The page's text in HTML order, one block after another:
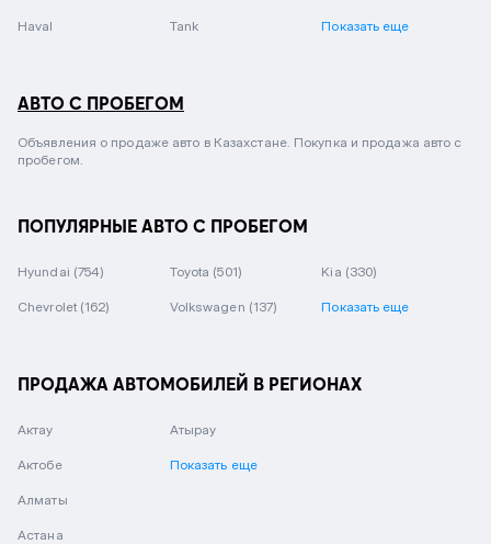
Haval Tank Показать еще
АВТО С ПРОБЕГОМ
Объявления о продаже авто в Казахстане. Покупка и продажа авто с
пробегом.
ПОПУЛЯРНЫЕ АВТО С ПРОБЕГОМ
Hyundai (754) Toyota (501) Kia (330)
Chevrolet (162) Volkswagen (137) Показать еще
ПРОДАЖА АВТОМОБИЛЕЙ В РЕГИОНАХ
Актау
Актобе
Алматы
Астана
Атырау
Показать еще